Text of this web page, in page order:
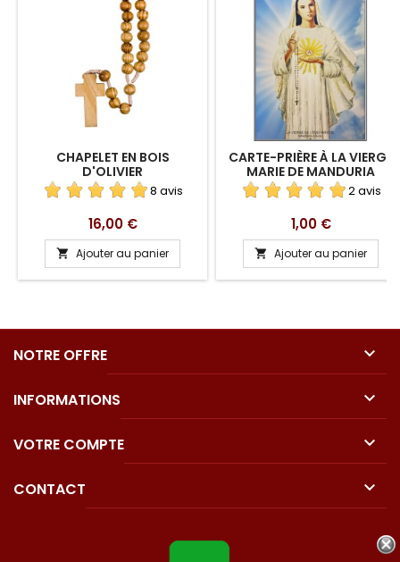
CHAPELET EN BOIS
D'OLIVIER
8 avis
Prix
16,00 €
 Ajouter au panier
CARTE-PRIÈRE À LA VIERGE
MARIE DE MANDURIA
2 avis
Prix
1,00 €
 Ajouter au panier
NOTRE OFFRE 
INFORMATIONS 
VOTRE COMPTE 
CONTACT 